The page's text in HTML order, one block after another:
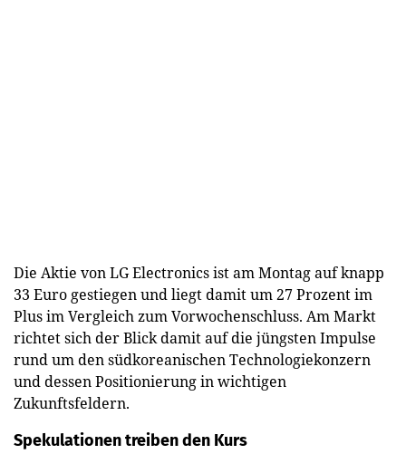
Die Aktie von LG Electronics ist am Montag auf knapp
33 Euro gestiegen und liegt damit um 27 Prozent im
Plus im Vergleich zum Vorwochenschluss. Am Markt
richtet sich der Blick damit auf die jüngsten Impulse
rund um den südkoreanischen Technologiekonzern
und dessen Positionierung in wichtigen
Zukunftsfeldern.
Spekulationen treiben den Kurs